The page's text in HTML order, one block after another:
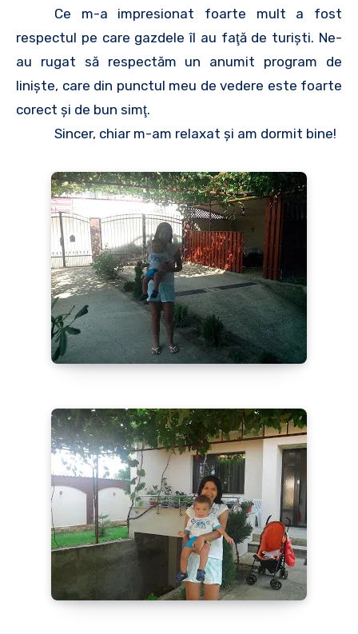
Ce m-a impresionat foarte mult a fost
respectul pe care gazdele îl au faţă de turişti. Ne-
au rugat să respectăm un anumit program de
linişte, care din punctul meu de vedere este foarte
corect şi de bun simţ.
Sincer, chiar m-am relaxat şi am dormit bine!